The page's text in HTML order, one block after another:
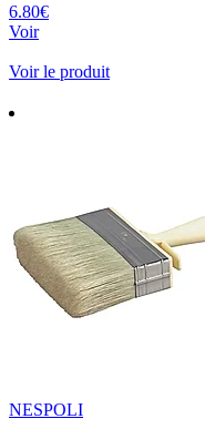
6.80€
Voir
Voir le produit
NESPOLI